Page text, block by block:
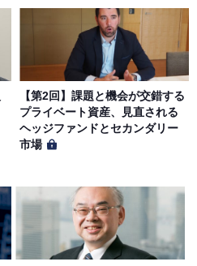
【第2回】課題と機会が交錯する
プライベート資産、見直される
ヘッジファンドとセカンダリー
市場